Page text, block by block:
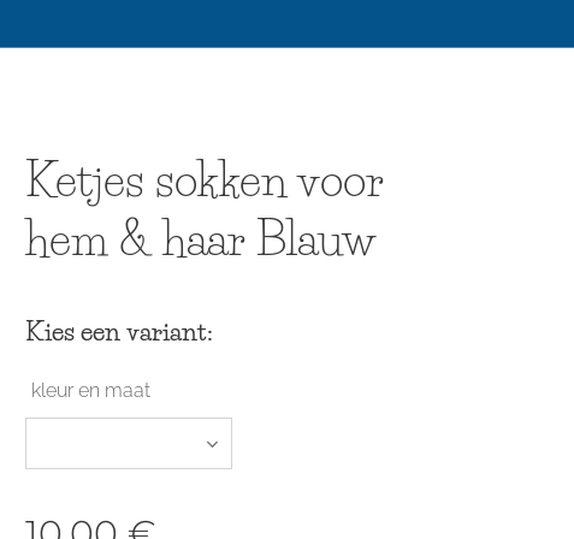
Ketjes sokken voor
hem & haar Blauw
Kies een variant:
kleur en maat